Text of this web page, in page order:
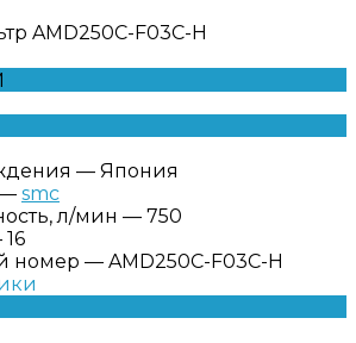
— Япония
smc
л/мин — 750
16
номер — AMD250C-F03С-H